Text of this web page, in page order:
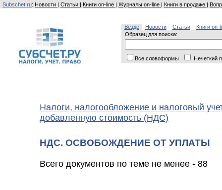
Subschet.ru: Новости | Статьи | Книги on-line | Журналы on-line | Книги в продаже |
Везде Новости Статьи
Книги on-
Образец для поиска:
Все словоформы Нечеткий
Налоги, налогообложение и налоговый
добавленную стоимость (НДС)
НДС. ОСВОБОЖДЕНИЕ ОТ УПЛАТЫ
Всего документов по теме не менее - 88